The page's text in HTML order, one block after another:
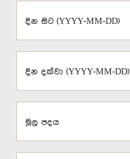
දින සිට (YYYY-MM-DD)
දින දක්වා (YYYY-MM-DD)
මූල පදය